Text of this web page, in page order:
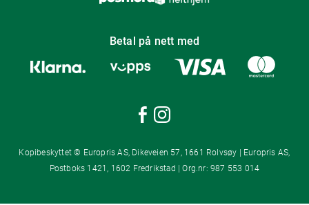
Betal på nett med
Kopibeskyttet © Europris AS, Dikeveien 57, 1661 Rolvsøy | Europris AS,
Postboks 1421, 1602 Fredrikstad | Org.nr: 987 553 014